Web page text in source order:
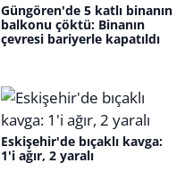
Güngören'de 5 katlı binanın
balkonu çöktü: Binanın
çevresi bariyerle kapatıldı
Eskişehir'de bıçaklı kavga:
1'i ağır, 2 yaralı